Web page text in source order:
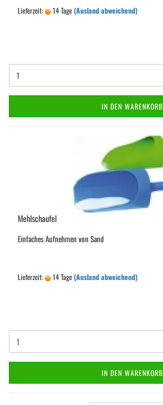
Lieferzeit: 14 Tage(Ausland abweichend)
IN DEN WARENKORB
Mehlschaufel
Einfaches Aufnehmen von Sand
Lieferzeit: 14 Tage(Ausland abweichend)
IN DEN WARENKORB